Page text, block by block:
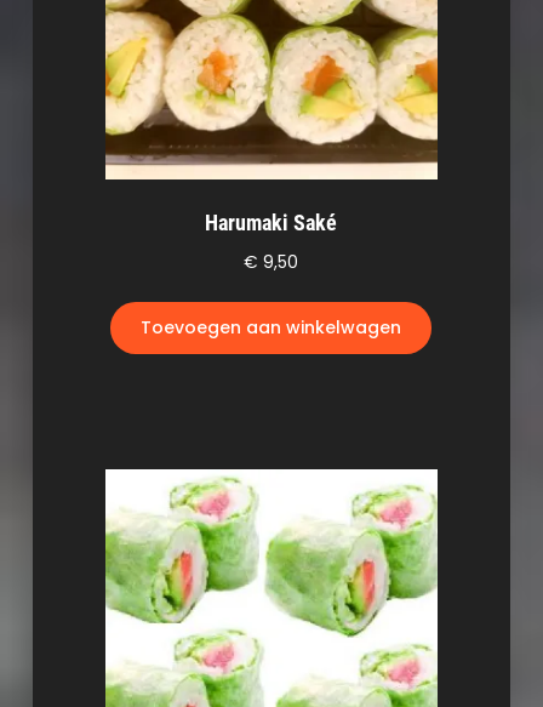
Harumaki Saké
€ 9,50
Toevoegen aan winkelwagen